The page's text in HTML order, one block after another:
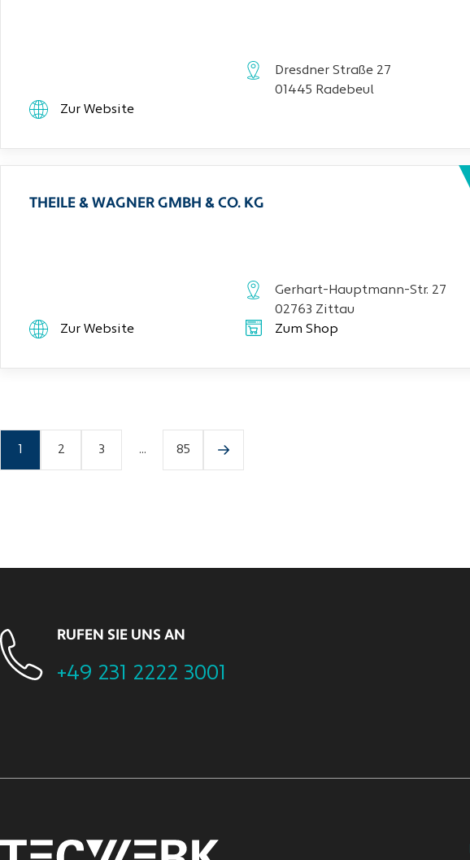
Dresdner Straße 27
01445 Radebeul
Zur Website
THEILE & WAGNER GMBH & CO. KG
Gerhart-Hauptmann-Str. 27
02763 Zittau
Zur Website
Zum Shop
2 3 ... 85
RUFEN SIE UNS AN
+49 231 2222 3001